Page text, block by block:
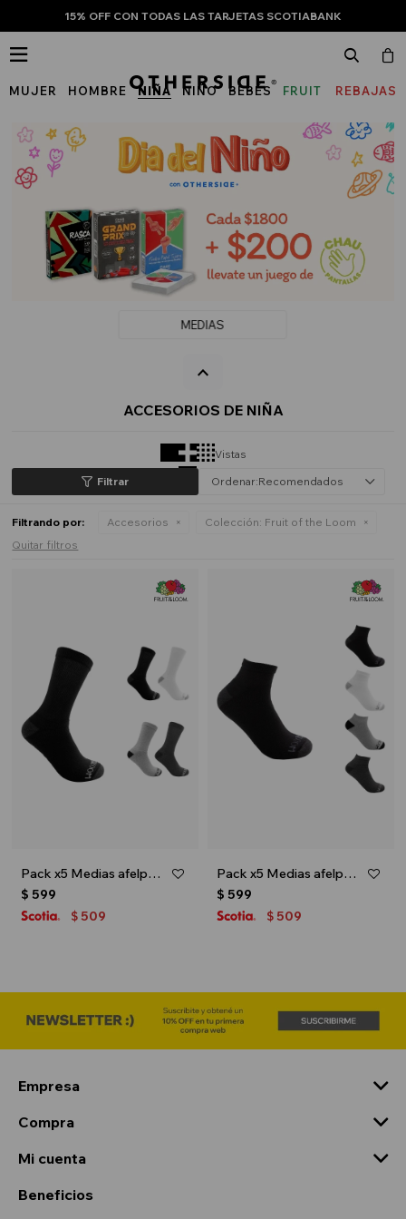
15% OFF CON TODAS LAS TARJETAS SCOTIABANK
MUJER HOMBRE NIÑA NIÑO BEBÉS
FRUIT
THE
LOOM
REBAJAS

MEDIAS
ACCESORIOS DE NIÑA
Vistas
Recomendados
Filtrando por: Accesorios Colección: Fruit of the Loom
Quitar filtros
Pack x5 Medias afelpadas caña alta para niños - Multicolor
$ 599
$ 509
Pack x5 Medias afelpadas caña corta para niños - Multicolor
$ 599
$ 509
Empresa
Compra
Mi cuenta
Beneficios